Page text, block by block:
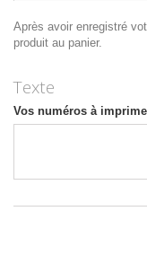
Après avoir enregistré
produit au panier.
Texte
Vos numéros à